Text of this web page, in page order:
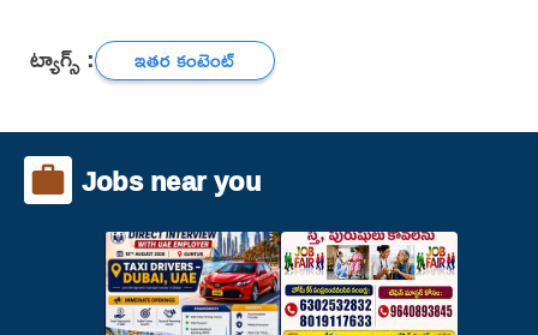
ట్యాగ్స్ : ఇతర కంటెంట్
Jobs near you